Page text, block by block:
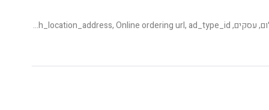
צלמים וסטודיו לצילום, עסקים, Category, publishing_status, shemesh_location_address, Online ordering url, ad_type_id